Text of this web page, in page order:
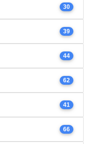
30
39
44
62
41
66